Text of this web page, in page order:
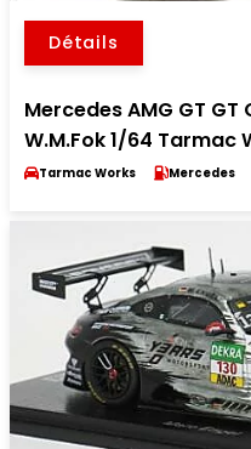
Détails
Mercedes AMG GT
W.M.Fok 1/64 Tarmac
Tarmac Works Mercedes